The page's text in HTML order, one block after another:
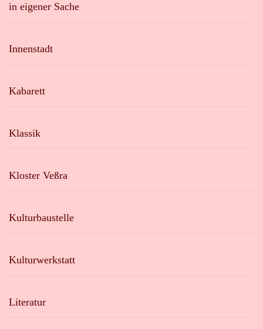
in eigener Sache
Innenstadt
Kabarett
Klassik
Kloster Veßra
Kulturbaustelle
Kulturwerkstatt
Literatur